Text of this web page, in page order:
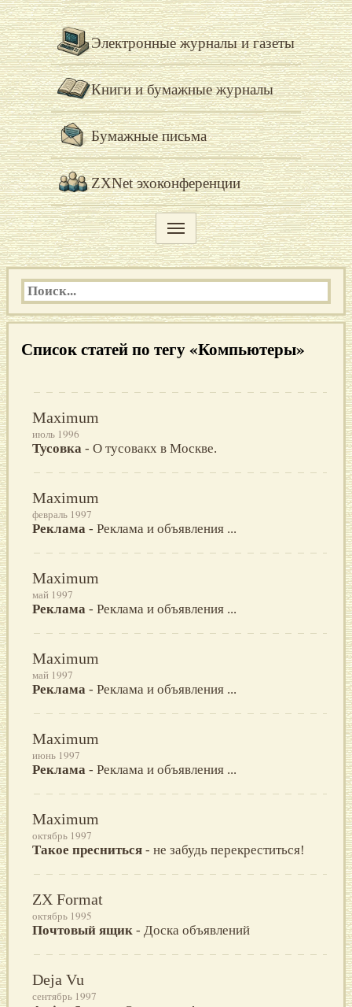
Электронные журналы и газеты
Книги и бумажные журналы
Бумажные письма
ZXNet эхоконференции
Список статей по тегу «Компьютеры»
Maximum
июль 1996
Тусовка - О тусовакх в Москве.
Maximum
февраль 1997
Реклама - Реклама и объявления ...
Maximum
май 1997
Реклама - Реклама и объявления ...
Maximum
май 1997
Реклама - Реклама и объявления ...
Maximum
июнь 1997
Реклама - Реклама и объявления ...
Maximum
октябрь 1997
Такое пресниться - не забудь перекреститься!
ZX Format
октябрь 1995
Почтовый ящик - Доска объявлений
Deja Vu
сентябрь 1997